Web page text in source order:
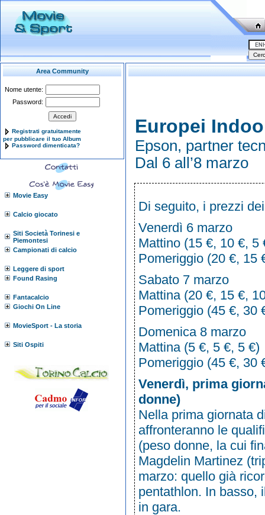
Area Community
Nome utente:
Password:
Registrati gratuitamente
per pubblicare il tuo Album
Password dimenticata?
Movie Easy
Calcio giocato
Siti Società Torinesi e
Piemontesi
Campionati di calcio
Leggere di sport
Found Rasing
Fantacalcio
Giochi On Line
MovieSport - La storia
Siti Ospiti
Europei
Epson, partner
Dal 6 all’8 marzo
Di seguito, i prezzi
Venerdì 6 marzo
Mattino (15 €, 10 €, 5
Pomeriggio (20 €, 15
Sabato 7 marzo
Mattina (20 €, 15 €,
Pomeriggio (45 €, 30
Domenica 8 marzo
Mattina (5 €, 5 €, 5 €)
Pomeriggio (45 €, 30
Venerdì, prima
donne)
Nella prima giornata
affronteranno le
(peso donne, la cui
Magdelin Martinez
marzo: quello già
pentathlon. In basso,
in gara.